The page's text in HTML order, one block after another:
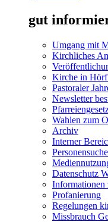
gut
Umgang mit
Kirchliches
Kirche in
Pastoraler
Newsletter
Wahlen zum
Archiv
Interner
Personensuche
Datenschutz
Informationen
Profanierung
Regelungen
Missbrauch